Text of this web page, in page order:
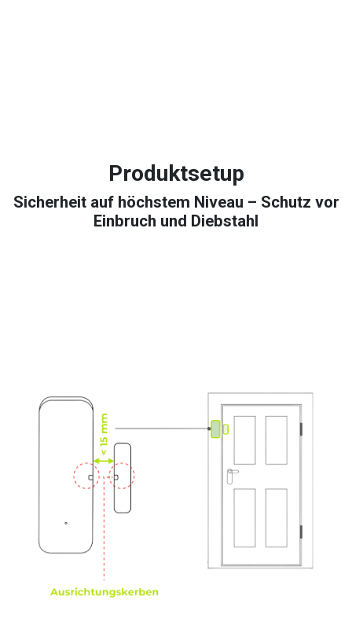
Produktsetup
Sicherheit auf höchstem Niveau – Schutz vor
Einbruch und Diebstahl